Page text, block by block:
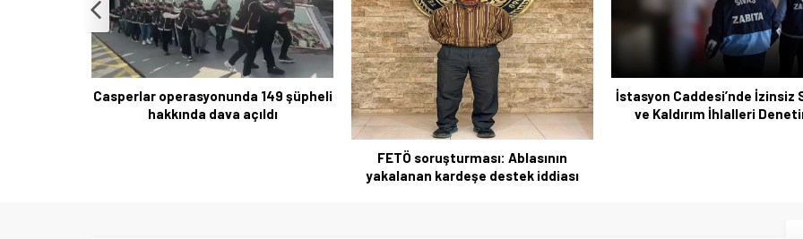
İstasyon Caddesi’nde İzinsiz Satışlar
ve Kaldırım İhlalleri Denetimde
PBOC, Temmuz’da yaklaşık